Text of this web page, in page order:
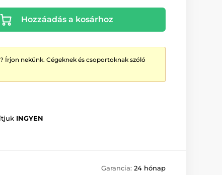
Hozzáadás a kosárhoz
Írjon nekünk. Cégeknek és csoportoknak szóló
INGYEN
Garancia: 24 hónap